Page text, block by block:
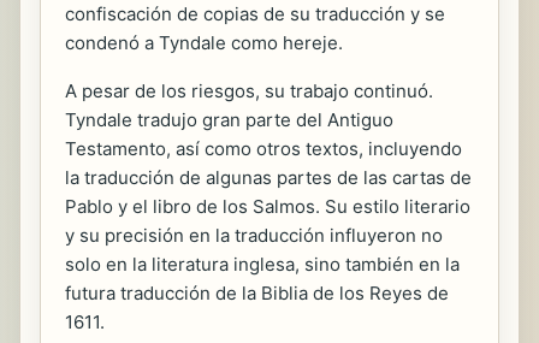
confiscación de copias de su traducción y se
condenó a Tyndale como hereje.
A pesar de los riesgos, su trabajo continuó.
Tyndale tradujo gran parte del Antiguo
Testamento, así como otros textos, incluyendo
la traducción de algunas partes de las cartas de
Pablo y el libro de los Salmos. Su estilo literario
y su precisión en la traducción influyeron no
solo en la literatura inglesa, sino también en la
futura traducción de la Biblia de los Reyes de
1611.